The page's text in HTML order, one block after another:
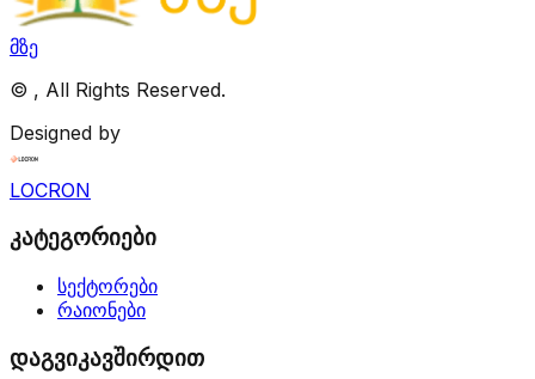
მზე
© , All Rights Reserved.
Designed by
LOCRON
კატეგორიები
სექტორები
რაიონები
დაგვიკავშირდით